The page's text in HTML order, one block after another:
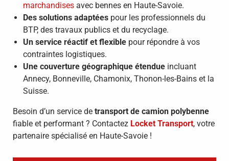
marchandises avec bennes en Haute-Savoie.
Des solutions adaptées pour les professionnels du
BTP, des travaux publics et du recyclage.
Un service réactif et flexible pour répondre à vos
contraintes logistiques.
Une couverture géographique étendue incluant
Annecy, Bonneville, Chamonix, Thonon-les-Bains et la
Suisse.
Besoin d’un service de transport de camion polybenne
fiable et performant ? Contactez Locket Transport, votre
partenaire spécialisé en Haute-Savoie !